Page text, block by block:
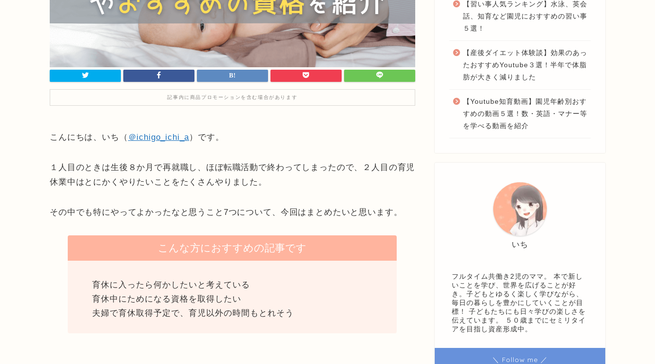
記事内に商品プロモーションを含む場合があります
こんにちは、いち（ ＠ichigo_ichi_a）です。
１人目のときは生後８か月で再就職し、ほぼ転職活動で終わってしまったので、２人目の育児
休業中はとにかくやりたいことをたくさんやりました。
その中でも特にやってよかったなと思うこと7つについて、今回はまとめたいと思います。
こんな方におすすめの記事です
育休に入ったら何かしたいと考えている
育休中にためになる資格を取得したい
夫婦で育休取得予定で、育児以外の時間もとれそう
【習い事人気ランキング】水泳、英会
話、知育など園児におすすめの習い事
５選！
【産後ダイエット体験談】効果のあっ
たおすすめYoutube３選！半年で体脂
肪が大きく減りました
【Youtube知育動画】園児年齢別おす
すめの動画５選！数・英語・マナー等
を学べる動画を紹介
いち
フルタイム共働き2児のママ。 本で新し
いことを学び、世界を広げることが好
き。子どもとゆるく楽しく学びながら、
毎日の暮らしを豊かにしていくことが目
標！ 子どもたちにも日々学びの楽しさを
伝えています。 ５０歳までにセミリタイ
アを目指し資産形成中。
＼ Follow me ／